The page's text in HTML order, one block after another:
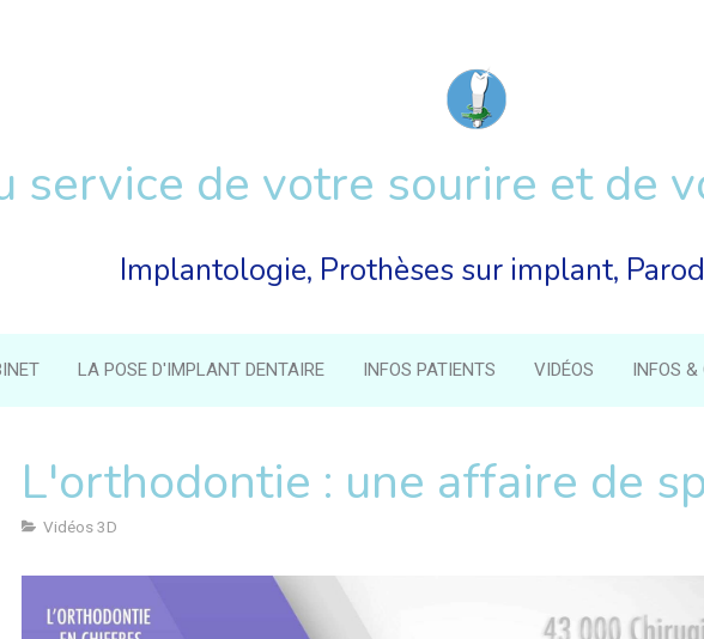
LA POSE D'IMPLANT DENTAIRE INFOS PATIENTS VIDÉOS INFOS &
service de votre sourire et de
Implantologie, Prothèses sur implant,
L'orthodontie : une affaire de
Vidéos 3D